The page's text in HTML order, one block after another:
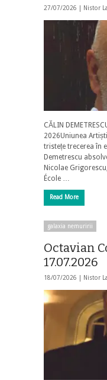
27/07/2026 | Nistor
CĂLIN
2026Uniunea
tristețe trecerea în
Demetrescu
Nicolae
École …
Read More
galaxia nemuririi
Octavian
17.07.2026
18/07/2026 | Nistor